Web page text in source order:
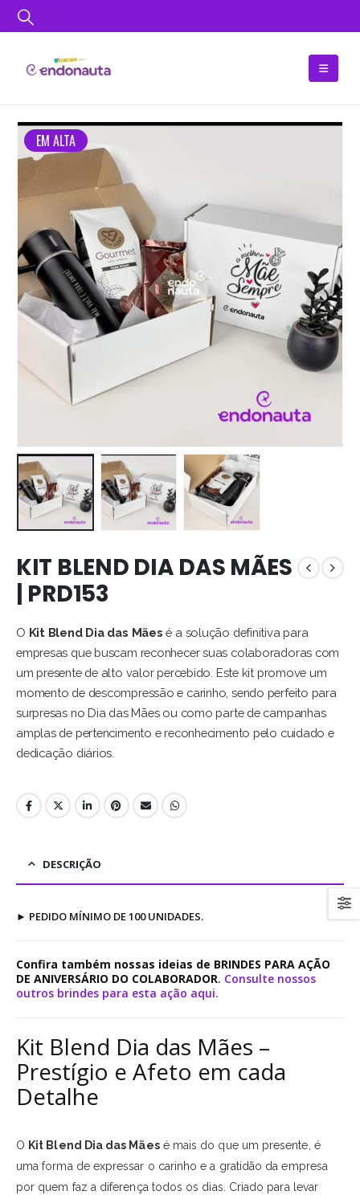
EM ALTA
KIT BLEND DIA DAS MÃES
| PRD153
O Kit Blend Dia das Mães é a solução definitiva para
empresas que buscam reconhecer suas colaboradoras com
um presente de alto valor percebido. Este kit promove um
momento de descompressão e carinho, sendo perfeito para
surpresas no Dia das Mães ou como parte de campanhas
amplas de pertencimento e reconhecimento pelo cuidado e
dedicação diários.
DESCRIÇÃO
► PEDIDO MÍNIMO DE 100 UNIDADES.
Confira também nossas ideias de BRINDES PARA AÇÃO
DE ANIVERSÁRIO DO COLABORADOR. Consulte nossos
outros brindes para esta ação aqui.
Kit Blend Dia das Mães –
Prestígio e Afeto em cada
Detalhe
O Kit Blend Dia das Mãesé mais do que um presente, é
uma forma de expressar o carinho e a gratidão da empresa
por quem faz a diferença todos os dias. Criado para levar